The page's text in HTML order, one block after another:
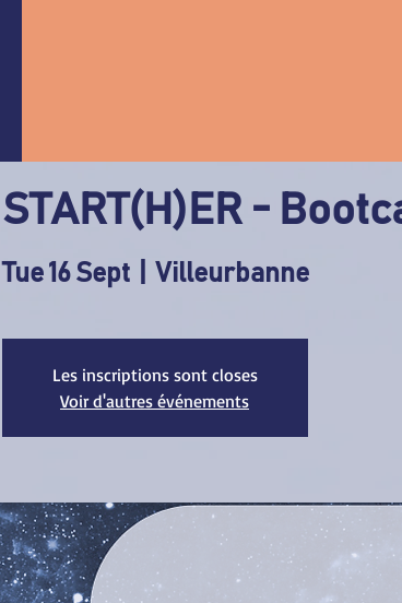
START(H)ER -
Tue 16 Sept
  |
Villeurbanne
Les inscriptions sont closes
Voir d'autres événements